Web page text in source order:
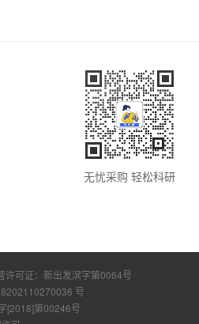
无忧采购 轻松科研
可证： 新出发滨字第0064号
号
[2018]第00246号